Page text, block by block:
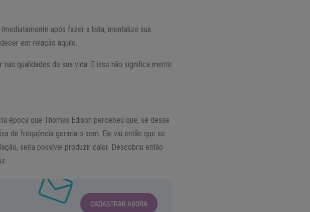
após fazer a lista, mentalize sua
em relação àquilo.
qualidades de sua vida. E isso não significa mentir
época que Thomas Edison percebeu que, se desse
de frequência geraria o som. Ele viu então que se
seria possível produzir calor. Descobriu então
CADASTRAR AGORA